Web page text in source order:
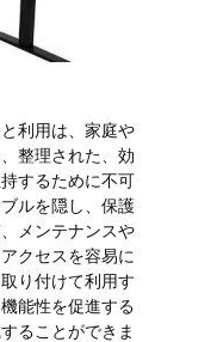
利用は、家庭や
整理された、効
するために不可
ルを隠し、保護
メンテナンスや
クセスを容易に
り付けて利用す
能性を促進する
ることができま